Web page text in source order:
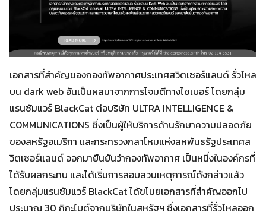
Search
for:
เอกสารที่สำคัญของกองทัพอากาศประเทศสวิตเซอร์แลนด์ รั่วไหล
บน dark web อันเป็นผลมาจากการโจมตีทางไซเบอร์ โดยกลุ่ม
แรนซัมแวร์ BlackCat ต่อบริษัท ULTRA INTELLIGENCE &
COMMUNICATIONS ซึ่งเป็นผู้ให้บริการด้านรักษาความปลอดภัย
ของสหรัฐอเมริกา และกระทรวงกลาโหมแห่งสหพันธรัฐประเทศส
วิตเซอร์แลนด์ ออกมายืนยันว่ากองทัพอากาศ เป็นหนึ่งในองค์กรที่
ได้รับผลกระทบ และได้เริ่มการสอบสวนเหตุการณ์ดังกล่าวแล้ว
โดยกลุ่มแรนซัมแวร์ BlackCat ได้ขโมยเอกสารที่สำคัญออกไป
ประมาณ 30 กิกะไบต์จากบริษัทในสหรัฐฯ ซึ่งเอกสารที่รั่วไหลออก